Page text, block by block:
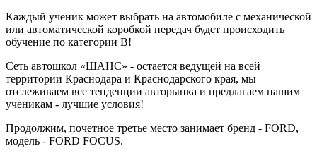
Каждый ученик может выбрать на автомобиле с механической
или автоматической коробкой передач будет происходить
обучение по категории B!
Сеть автошкол «ШАНС» - остается ведущей на всей
территории Краснодара и Краснодарского края, мы
отслеживаем все тенденции авторынка и предлагаем нашим
ученикам - лучшие условия!
Продолжим, почетное третье место занимает бренд - FORD,
модель - FORD FOCUS.